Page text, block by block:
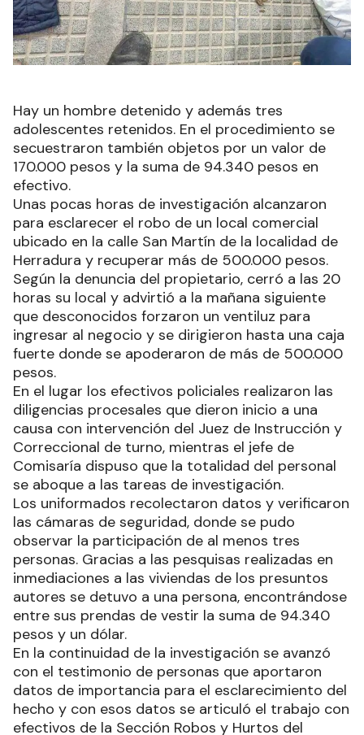
Hay un hombre detenido y además tres
adolescentes retenidos. En el procedimiento se
secuestraron también objetos por un valor de
170.000 pesos y la suma de 94.340 pesos en
efectivo.
Unas pocas horas de investigación alcanzaron
para esclarecer el robo de un local comercial
ubicado en la calle San Martín de la localidad de
Herradura y recuperar más de 500.000 pesos.
Según la denuncia del propietario, cerró a las 20
horas su local y advirtió a la mañana siguiente
que desconocidos forzaron un ventiluz para
ingresar al negocio y se dirigieron hasta una caja
fuerte donde se apoderaron de más de 500.000
pesos.
En el lugar los efectivos policiales realizaron las
diligencias procesales que dieron inicio a una
causa con intervención del Juez de Instrucción y
Correccional de turno, mientras el jefe de
Comisaría dispuso que la totalidad del personal
se aboque a las tareas de investigación.
Los uniformados recolectaron datos y verificaron
las cámaras de seguridad, donde se pudo
observar la participación de al menos tres
personas. Gracias a las pesquisas realizadas en
inmediaciones a las viviendas de los presuntos
autores se detuvo a una persona, encontrándose
entre sus prendas de vestir la suma de 94.340
pesos y un dólar.
En la continuidad de la investigación se avanzó
con el testimonio de personas que aportaron
datos de importancia para el esclarecimiento del
hecho y con esos datos se articuló el trabajo con
efectivos de la Sección Robos y Hurtos del